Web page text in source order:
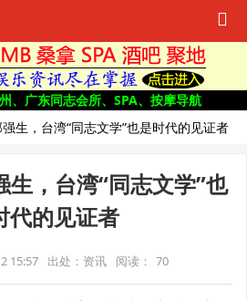
、广东同志会所、SPA、按摩导航
生，台湾“同志文学”也是时代的见证者
生，台湾“同志文学”也
代的见证者
15:57 出处：资讯 阅读： 70